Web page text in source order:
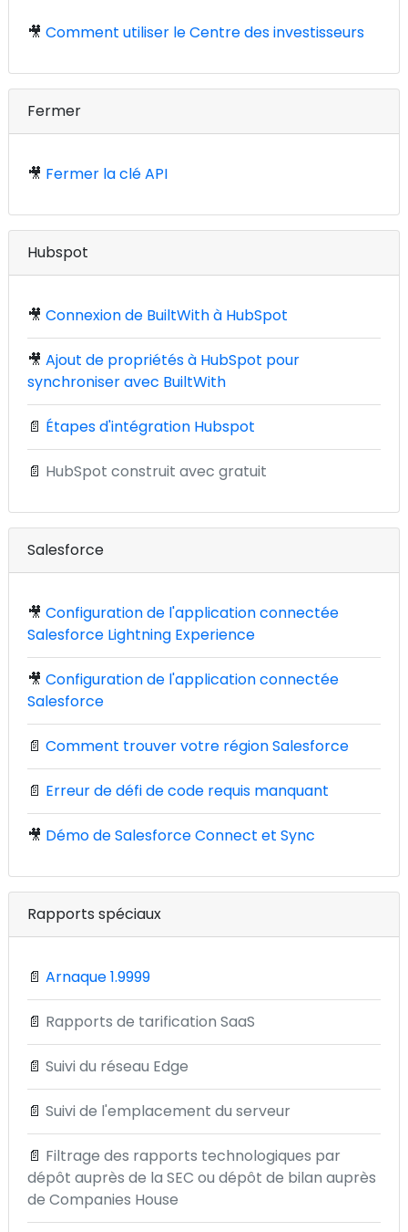
🎥 Comment utiliser le Centre des investisseurs
Fermer
🎥 Fermer la clé API
Hubspot
🎥 Connexion de BuiltWith à HubSpot
🎥 Ajout de propriétés à HubSpot pour
synchroniser avec BuiltWith
📄 Étapes d'intégration Hubspot
📄 HubSpot construit avec gratuit
Salesforce
🎥 Configuration de l'application connectée
Salesforce Lightning Experience
🎥 Configuration de l'application connectée
Salesforce
📄 Comment trouver votre région Salesforce
📄 Erreur de défi de code requis manquant
🎥 Démo de Salesforce Connect et Sync
Rapports spéciaux
📄 Arnaque 1.9999
📄 Rapports de tarification SaaS
📄 Suivi du réseau Edge
📄 Suivi de l'emplacement du serveur
📄 Filtrage des rapports technologiques par
dépôt auprès de la SEC ou dépôt de bilan auprès
de Companies House